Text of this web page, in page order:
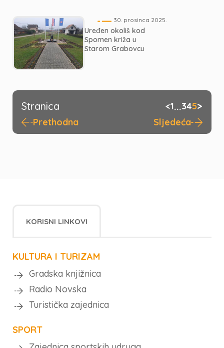
30. prosinca 2025.
Uređen okoliš kod
Spomen križa u
Starom Grabovcu
Stranica <1...345>
Prethodna Sljedeća
KORISNI LINKOVI
KULTURA I TURIZAM
Gradska knjižnica
Radio Novska
Turistička zajednica
SPORT